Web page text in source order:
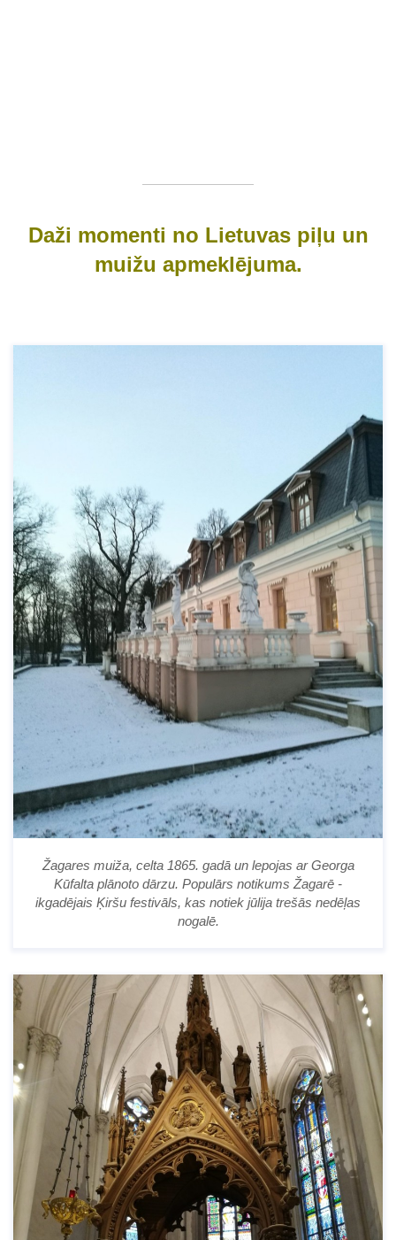
Daži momenti no Lietuvas piļu un
muižu apmeklējuma.
Žagares muiža, celta 1865. gadā un lepojas ar Georga
Kūfalta plānoto dārzu. Populārs notikums Žagarē -
ikgadējais Ķiršu festivāls, kas notiek jūlija trešās nedēļas
nogalē.